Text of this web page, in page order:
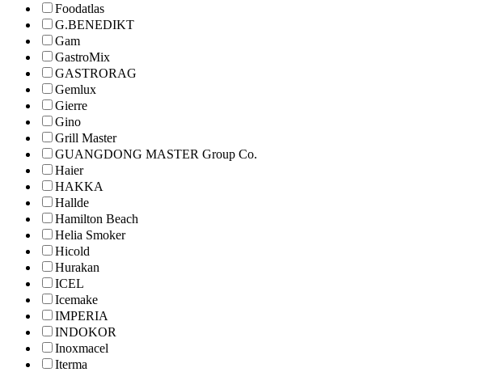
Foodatlas
G.BENEDIKT
Gam
GastroMix
GASTRORAG
Gemlux
Gierre
Gino
Grill Master
GUANGDONG MASTER Group Co.
Haier
HAKKA
Hallde
Hamilton Beach
Helia Smoker
Hicold
Hurakan
ICEL
Icemake
IMPERIA
INDOKOR
Inoxmacel
Iterma